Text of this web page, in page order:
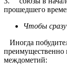
прошедшего
Чтобы
Иногда
преимущественно
междометий: